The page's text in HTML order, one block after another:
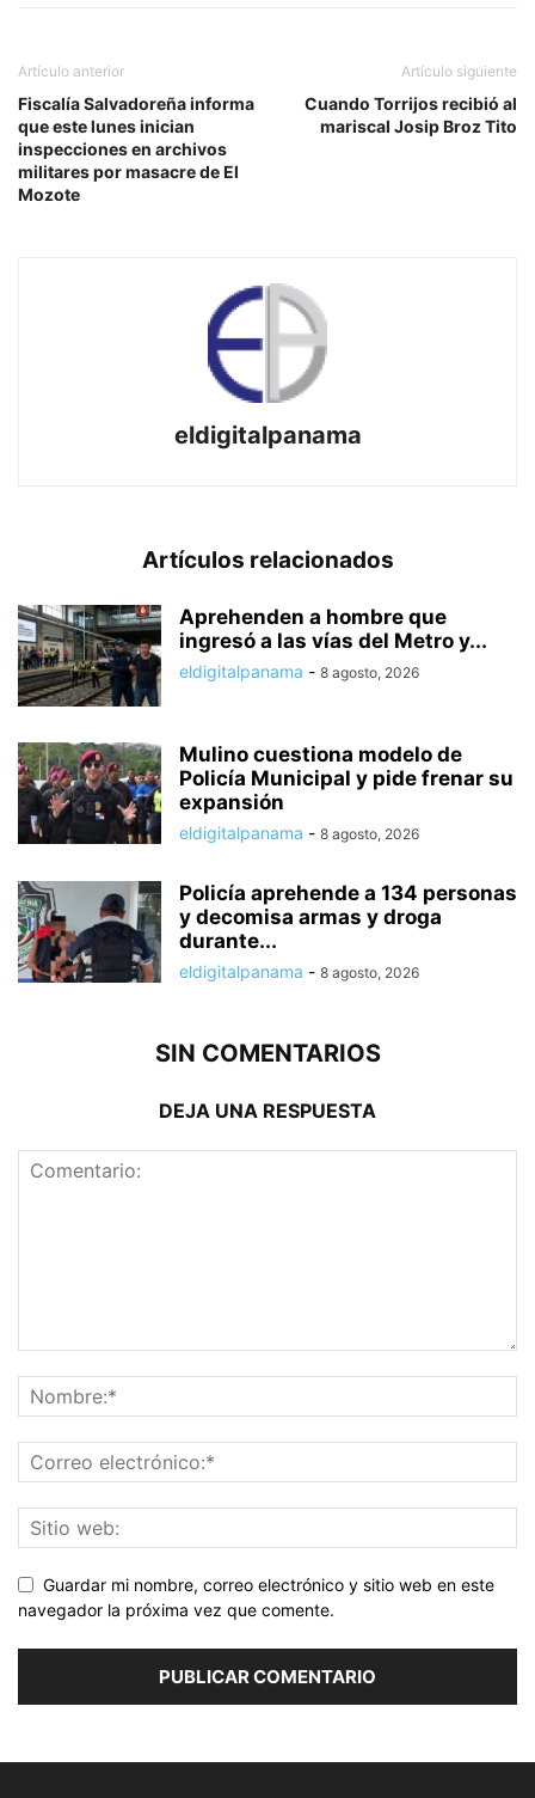
Artículo anterior
Fiscalía Salvadoreña informa
que este lunes inician
inspecciones en archivos
militares por masacre de El
Mozote
Artículo siguiente
Cuando Torrijos recibió al
mariscal Josip Broz Tito
eldigitalpanama
Artículos relacionados
Aprehenden a hombre que
ingresó a las vías del Metro y...
eldigitalpanama - 8 agosto, 2026
Mulino cuestiona modelo de
Policía Municipal y pide frenar su
expansión
eldigitalpanama - 8 agosto, 2026
Policía aprehende a 134 personas
y decomisa armas y droga
durante...
eldigitalpanama - 8 agosto, 2026
SIN COMENTARIOS
DEJA UNA RESPUESTA
Guardar mi nombre, correo electrónico y sitio web en este
navegador la próxima vez que comente.